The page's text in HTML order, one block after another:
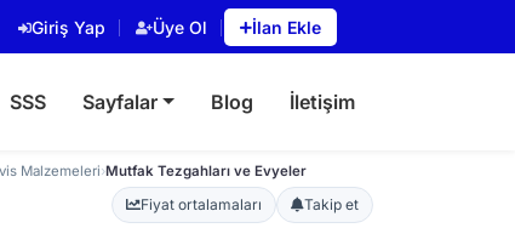
Giriş Yap Üye Ol İlan Ekle
SSS Sayfalar Blog İletişim
Malzemeleri›Mutfak Tezgahları ve Evyeler
Fiyat ortalamaları Takip et